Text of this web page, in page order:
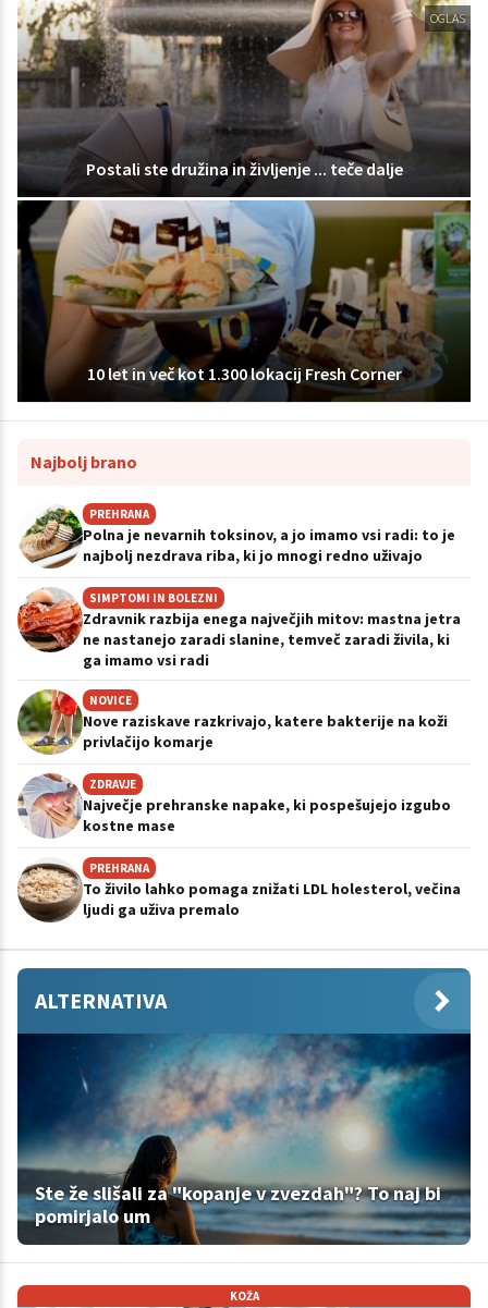
OGLAS
Postali ste družina in življenje ... teče dalje
10 let in več kot 1.300 lokacij Fresh Corner
Najbolj brano
PREHRANA
Polna je nevarnih toksinov, a jo imamo vsi radi: to je
najbolj nezdrava riba, ki jo mnogi redno uživajo
SIMPTOMI IN BOLEZNI
Zdravnik razbija enega največjih mitov: mastna jetra
ne nastanejo zaradi slanine, temveč zaradi živila, ki
ga imamo vsi radi
NOVICE
Nove raziskave razkrivajo, katere bakterije na koži
privlačijo komarje
ZDRAVJE
Največje prehranske napake, ki pospešujejo izgubo
kostne mase
PREHRANA
To živilo lahko pomaga znižati LDL holesterol, večina
ljudi ga uživa premalo
ALTERNATIVA
Ste že slišali za "kopanje v zvezdah"? To naj bi
pomirjalo um
KOŽA